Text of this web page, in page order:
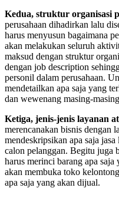
Kedua, struktur organisasi
perusahaan dihadirkan lalu
harus menyusun bagaimana
akan melakukan seluruh
maksud dengan struktur
dengan job description
personil dalam perusahaan.
mendetailkan apa saja yang
dan wewenang masing-
Ketiga, jenis-jenis layanan
merencanakan bisnis dengan
mendeskripsikan apa saja
calon pelanggan. Begitu juga
harus merinci barang apa
akan membuka toko
apa saja yang akan dijual.